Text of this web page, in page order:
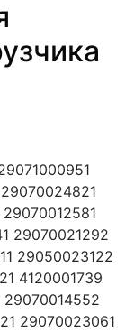
29070021292
29050023122
4120001739
29070014552
29070023061